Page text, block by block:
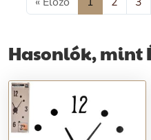
Hasonlók, mint